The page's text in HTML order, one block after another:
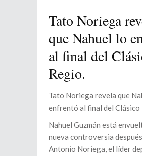
Tato Noriega
que Nahuel lo
al final del
Regio.
Tato Noriega revela que
enfrentó al final del Clásico
Nahuel Guzmán está
nueva controversia
Antonio Noriega, el líder